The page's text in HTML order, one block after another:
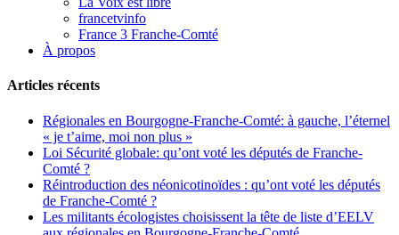
francetvinfo
France 3 Franche-Comté
À propos
Articles récents
Régionales en Bourgogne-Franche-Comté: à gauche, l’éternel
« je t’aime, moi non plus »
Loi Sécurité globale: qu’ont voté les députés de Franche-
Comté ?
Réintroduction des néonicotinoïdes : qu’ont voté les députés
de Franche-Comté ?
Les militants écologistes choisissent la tête de liste d’EELV